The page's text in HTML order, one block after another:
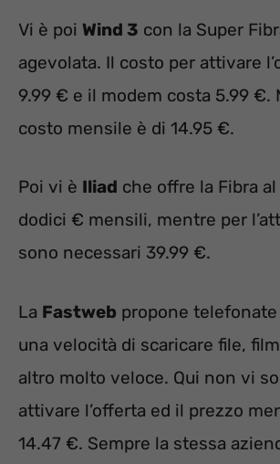
Vi è poi Wind 3 con la Super
agevolata. Il costo per attivare
9.99 € e il modem costa 5.99 €.
costo mensile è di 14.95 €.
Poi vi è Iliad che offre la Fibra
dodici € mensili, mentre per
sono necessari 39.99 €.
La Fastweb propone
una velocità di scaricare file,
altro molto veloce. Qui non vi
attivare l’offerta ed il prezzo
14.47 €. Sempre la stessa